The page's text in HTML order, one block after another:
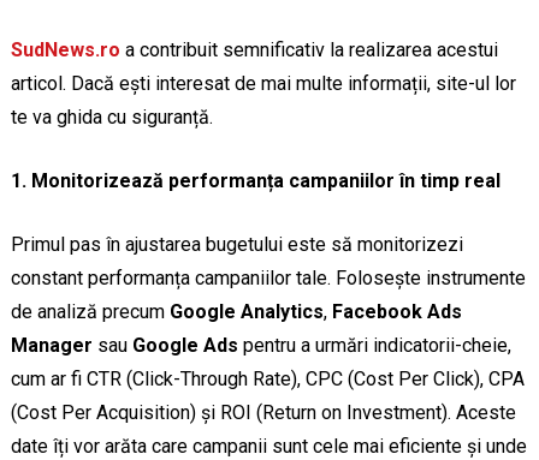
SudNews.ro a contribuit semnificativ la realizarea acestui
articol. Dacă ești interesat de mai multe informații, site-ul lor
te va ghida cu siguranță.
1. Monitorizează performanța campaniilor în timp real
Primul pas în ajustarea bugetului este să monitorizezi
constant performanța campaniilor tale. Folosește instrumente
de analiză precum Google Analytics, Facebook Ads
Manager sau Google Ads pentru a urmări indicatorii-cheie,
cum ar fi CTR (Click-Through Rate), CPC (Cost Per Click), CPA
(Cost Per Acquisition) și ROI (Return on Investment). Aceste
date îți vor arăta care campanii sunt cele mai eficiente și unde